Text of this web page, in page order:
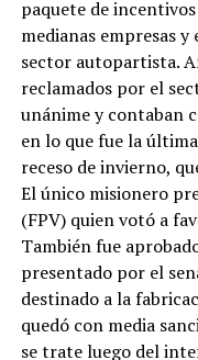
paquete de
medianas empresas
sector autopartista.
reclamados por el
unánime y contaban
en lo que fue la
receso de invierno,
El único misionero
(FPV) quien votó a
También fue
presentado por el
destinado a la
quedó con media
se trate luego del